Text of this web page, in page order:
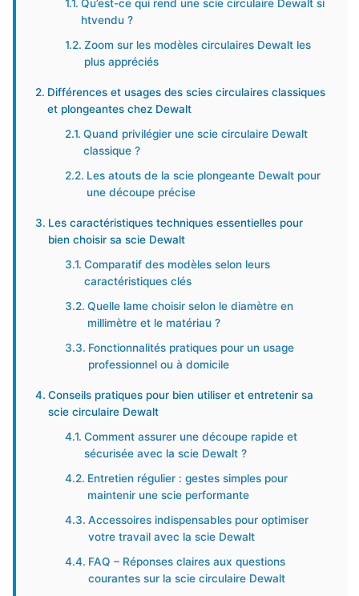
Qu’est-ce qui rend une scie circulaire Dewalt si
htvendu ?
Zoom sur les modèles circulaires Dewalt les
plus appréciés
Différences et usages des scies circulaires classiques
et plongeantes chez Dewalt
Quand privilégier une scie circulaire Dewalt
classique ?
Les atouts de la scie plongeante Dewalt pour
une découpe précise
Les caractéristiques techniques essentielles pour
bien choisir sa scie Dewalt
Comparatif des modèles selon leurs
caractéristiques clés
Quelle lame choisir selon le diamètre en
millimètre et le matériau ?
Fonctionnalités pratiques pour un usage
professionnel ou à domicile
Conseils pratiques pour bien utiliser et entretenir sa
scie circulaire Dewalt
Comment assurer une découpe rapide et
sécurisée avec la scie Dewalt ?
Entretien régulier : gestes simples pour
maintenir une scie performante
Accessoires indispensables pour optimiser
votre travail avec la scie Dewalt
FAQ – Réponses claires aux questions
courantes sur la scie circulaire Dewalt